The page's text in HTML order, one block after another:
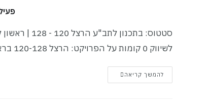
לשיווק 0 קומות על הפרויקט: הרצל 120-128 בראשון לציון,…
להמשך קריאה